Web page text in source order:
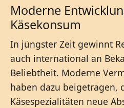
Moderne
Käsekonsum
In jüngster Zeit gewinnt
auch international an
Beliebtheit. Moderne
haben dazu beigetragen,
Käsespezialitäten neue